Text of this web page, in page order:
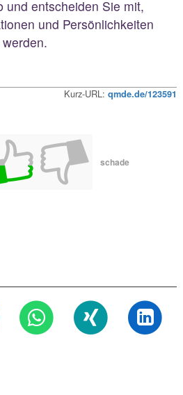
und entscheiden Sie mit,
und Persönlichkeiten
Kurz-URL: qmde.de/123591
schade